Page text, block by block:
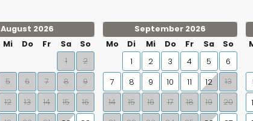
August 2026
Mi Do Fr Sa
So
1
2
5 6 7 8
9
12 13 14 15
16
September 2026
Mo
Di Mi Do Fr Sa
So
1
2 3 4 5
6
7
8 9 10 11 12
13
14
15 16 17 18 19
20